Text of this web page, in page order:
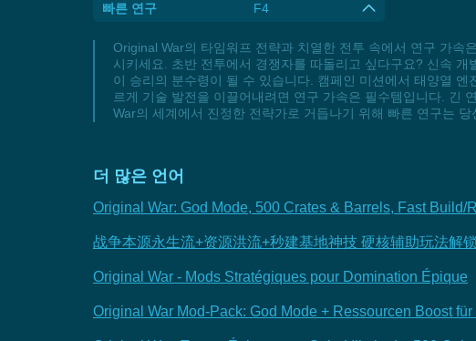
빠른 연구 F4
Original War의 타임워프 전략과 치열한 전투 속에서 연구 가속
시키세요. 초반 전투에서 경쟁자를 따돌리고 싶다구요? 신속
이 승리의 분수령이 될 수 있습니다. 캠페인 미션에서 태양열
르게 기술 발전을 이끌어내려면 연구 가속은 필수템입니다. 긴
War의 세계에서 진정한 전략가로 거듭나기 위해 빠른 연구는 당
더 많은 언어
Original War: God Mode, 500 Crates & Barrels, Fast Build/
战争本源永生流+资源洪流+秒建基地神技 硬核辅助玩法解锁
Original War - Mods Stratégiques pour Domination Épique
Original War Mod-Pack: God Mode + Ressourcen Boost